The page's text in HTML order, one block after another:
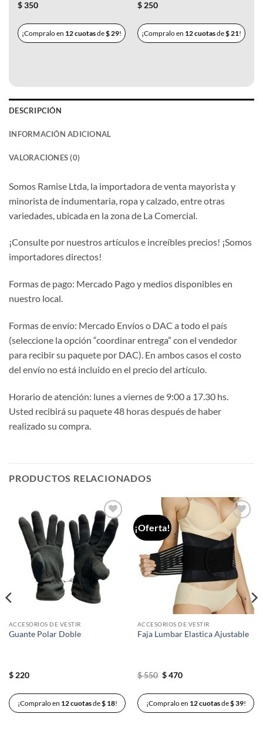
$350
¡Compralo en 12 cuotasde$29!
$250
¡Compralo en 12 cuotasde$21!
DESCRIPCIÓN
INFORMACIÓN ADICIONAL
VALORACIONES (0)
Somos Ramise Ltda, la importadora de venta mayorista y
minorista de indumentaria, ropa y calzado, entre otras
variedades, ubicada en la zona de La Comercial.
¡Consulte por nuestros artículos e increíbles precios! ¡Somos
importadores directos!
Formas de pago: Mercado Pago y medios disponibles en
nuestro local.
Formas de envío: Mercado Envíos o DAC a todo el país
(seleccione la opción “coordinar entrega” con el vendedor
para recibir su paquete por DAC). En ambos casos el costo
del envío no está incluido en el precio del artículo.
Horario de atención: lunes a viernes de 9:00 a 17.30 hs.
Usted recibirá su paquete 48 horas después de haber
realizado su compra.
PRODUCTOS RELACIONADOS
Añadir
a la
lista de
deseos
ACCESORIOS DE VESTIR
Guante Polar Doble
$220
¡Compralo en 12 cuotasde$18!
¡Oferta!
Añadir
a la
lista de
deseos
ACCESORIOS DE VESTIR
Faja Lumbar Elastica Ajustable
$550 El
$ 550.
$470El
$ 470.
¡Compralo en 12 cuotasde$39!